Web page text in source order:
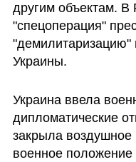
другим объектам. В
"спецоперация"
Украины.
Украина ввела
дипломатические
закрыла воздушное
военное